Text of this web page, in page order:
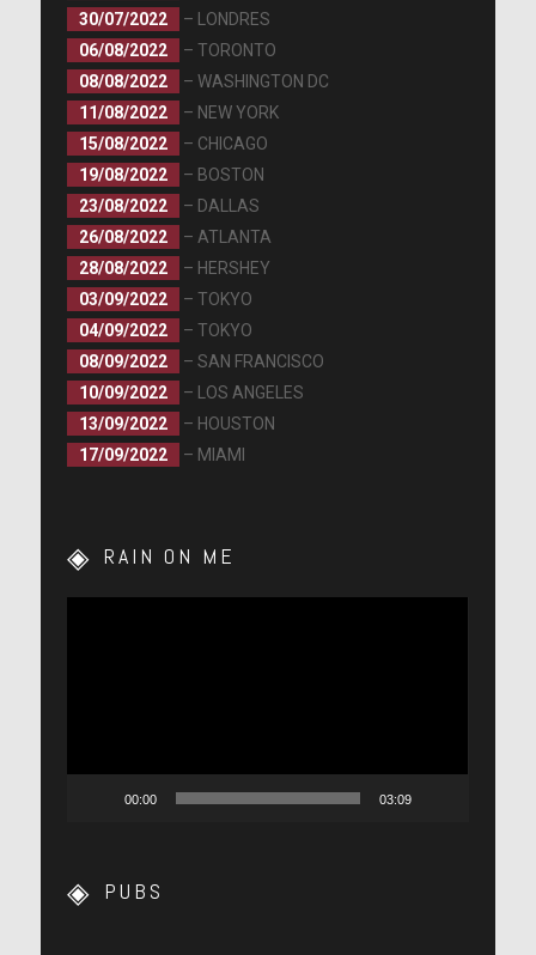
30/07/2022
– LONDRES
06/08/2022
– TORONTO
08/08/2022
– WASHINGTON DC
11/08/2022
– NEW YORK
15/08/2022
– CHICAGO
19/08/2022
– BOSTON
23/08/2022
– DALLAS
26/08/2022
– ATLANTA
28/08/2022
– HERSHEY
03/09/2022
– TOKYO
04/09/2022
– TOKYO
08/09/2022
– SAN FRANCISCO
10/09/2022
– LOS ANGELES
13/09/2022
– HOUSTON
17/09/2022
– MIAMI
RAIN ON ME
00:00 03:09
PUBS